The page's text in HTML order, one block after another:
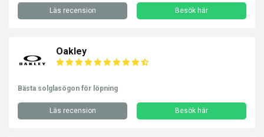
Läs recension Besök här
Oakley
Bästa solglasögon för löpning
Läs recension Besök här